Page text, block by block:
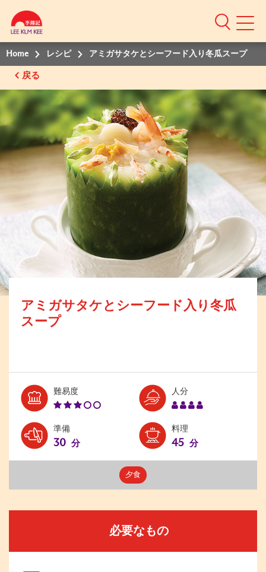
Home レシピ アミガサタケとシーフード入り冬瓜スープ
戻る
アミガサタケとシーフード入り冬瓜
スープ
難易度Level:
3
人分Serves:
準備
30 分
料理
45 分
夕食
必要なもの